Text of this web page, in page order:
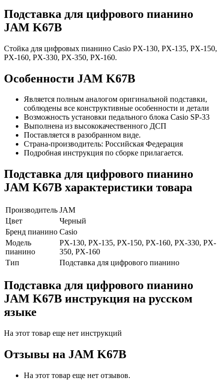
Подставка для цифрового пианино
JAM K67B
Стойка для цифровых пианино Casio PX-130, PX-135, PX-150,
PX-160, PX-330, PX-350, PX-160.
Особенности JAM K67B
Является полным аналогом оригинальной подставки,
соблюдены все конструктивные особенности и детали
Возможность установки педального блока Casio SP-33
Выполнена из высококачественного ДСП
Поставляется в разобранном виде.
Страна-производитель: Российская Федерация
Подробная инструкция по сборке прилагается.
Подставка для цифрового пианино
JAM K67B характеристики товара
Производитель JAM
Цвет
Черный
Бренд пианино Casio
Модель
пианино
PX-130, PX-135, PX-150, PX-160, PX-330, PX-
350, PX-160
Тип
Подставка для цифрового пианино
Подставка для цифрового пианино
JAM K67B инструкция на русском
языке
На этот товар еще нет инструкций
Отзывы на JAM K67B
На этот товар еще нет отзывов.